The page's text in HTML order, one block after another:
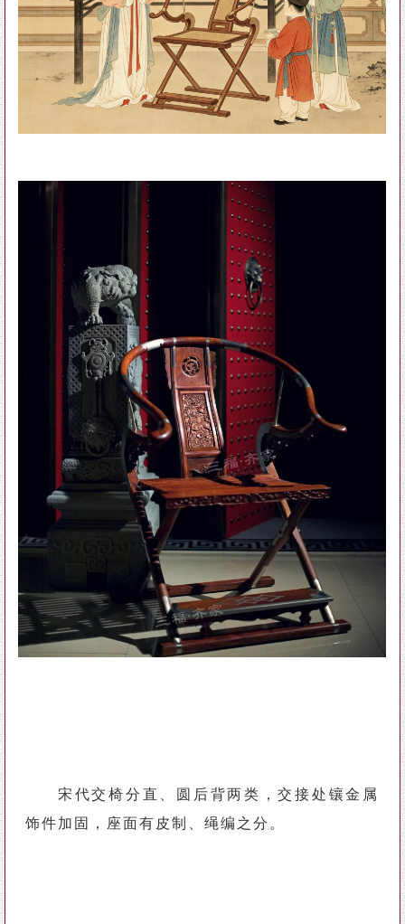
宋代交椅分直、圆后背两类，交接处镶金属
饰件加固，座面有皮制、绳编之分。